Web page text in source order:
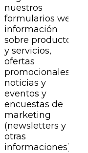
nuestros
formularios web,
información
sobre productos
y servicios,
ofertas
promocionales,
noticias y
eventos y
encuestas de
marketing
(newsletters y
otras
informaciones).